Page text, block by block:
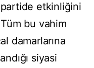
partide etkinliğini
bu vahim
damarlarına
siyasi